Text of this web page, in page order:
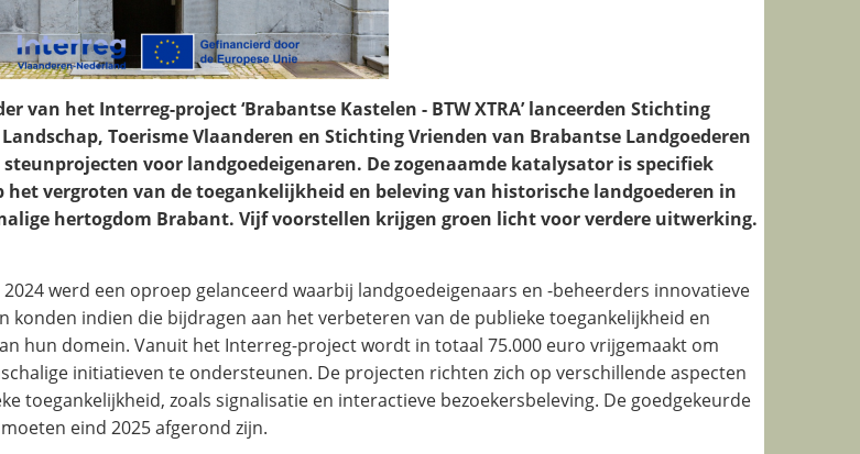
van het Interreg-project ‘Brabantse Kastelen - BTW XTRA’ lanceerden Stichting
Toerisme Vlaanderen en Stichting Vrienden van Brabantse Landgoederen
steunprojecten voor landgoedeigenaren. De zogenaamde katalysator is specifiek
het vergroten van de toegankelijkheid en beleving van historische landgoederen in
hertogdom Brabant. Vijf voorstellen krijgen groen licht voor verdere uitwerking.
2024 werd een oproep gelanceerd waarbij landgoedeigenaars en -beheerders innovatieve
konden indien die bijdragen aan het verbeteren van de publieke toegankelijkheid en
hun domein. Vanuit het Interreg-project wordt in totaal 75.000 euro vrijgemaakt om
initiatieven te ondersteunen. De projecten richten zich op verschillende aspecten
toegankelijkheid, zoals signalisatie en interactieve bezoekersbeleving. De goedgekeurde
eind 2025 afgerond zijn.